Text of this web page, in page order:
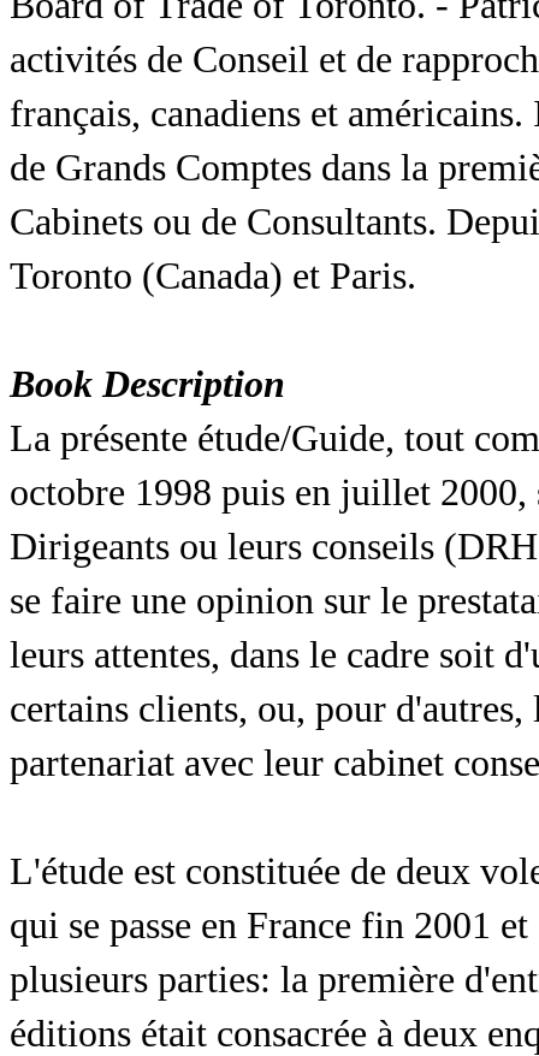
activités de Conseil et de
français, canadiens et
de Grands Comptes dans la
Cabinets ou de Consultants.
Toronto (Canada) et Paris.
Book Description
La présente étude/Guide, tout
octobre 1998 puis en juillet
Dirigeants ou leurs conseils
se faire une opinion sur le
leurs attentes, dans le cadre soit
certains clients, ou, pour
partenariat avec leur cabinet
L'étude est constituée de deux
qui se passe en France fin 2001
plusieurs parties: la première
éditions était consacrée à deux